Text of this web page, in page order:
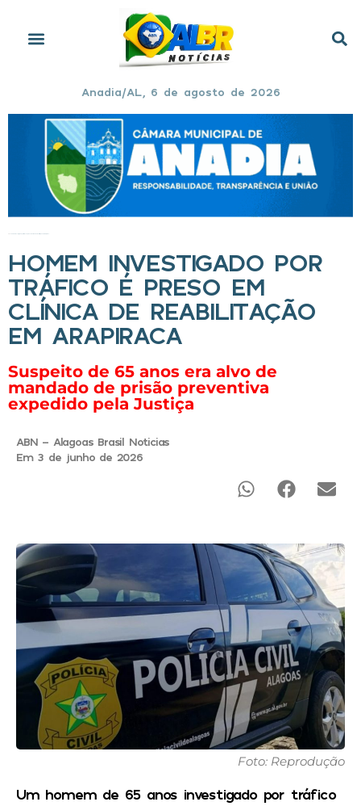
Anadia/AL, 6 de agosto de 2026
HOMEM INVESTIGADO POR
TRÁFICO É PRESO EM
CLÍNICA DE REABILITAÇÃO
EM ARAPIRACA
Suspeito de 65 anos era alvo de
mandado de prisão preventiva
expedido pela Justiça
ABN - Alagoas Brasil Noticias
Em 3 de junho de 2026
Foto: Reprodução
Um homem de 65 anos investigado por tráfico